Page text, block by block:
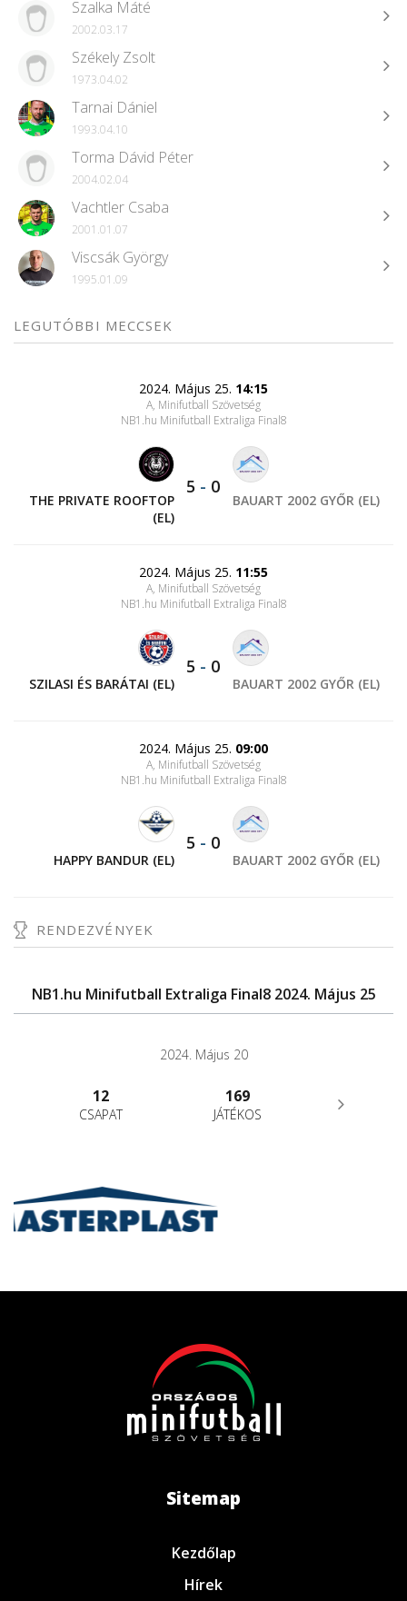
Szalka Máté
2002.03.17
Székely Zsolt
1973.04.02
Tarnai Dániel
1993.04.10
Torma Dávid Péter
2004.02.04
Vachtler Csaba
2001.01.07
Viscsák György
1995.01.09
LEGUTÓBBI MECCSEK
2024. Május 25. 14:15
A, Minifutball Szövetség
NB1.hu Minifutball Extraliga Final8
THE PRIVATE ROOFTOP
(EL)
5 - 0
BAUART 2002 GYŐR (EL)
2024. Május 25. 11:55
A, Minifutball Szövetség
NB1.hu Minifutball Extraliga Final8
SZILASI ÉS BARÁTAI (EL)
5 - 0
BAUART 2002 GYŐR (EL)
2024. Május 25. 09:00
A, Minifutball Szövetség
NB1.hu Minifutball Extraliga Final8
HAPPY BANDUR (EL)
5 - 0
BAUART 2002 GYŐR (EL)
RENDEZVÉNYEK
NB1.hu Minifutball Extraliga Final8 2024. Május 25
2024. Május 20
12
CSAPAT
169
JÁTÉKOS
Sitemap
Kezdőlap
Hírek